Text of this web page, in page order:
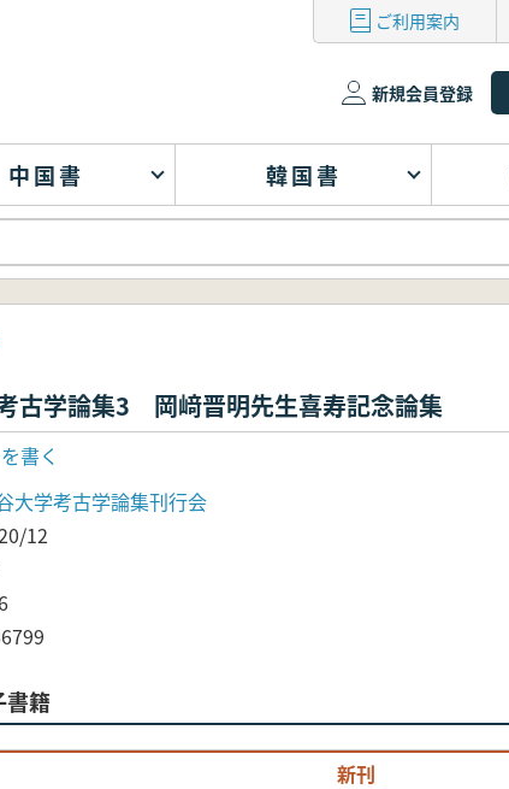
ご利用案内
新規会員登録
中国書 韓国書
古学論集3 岡﨑晋明先生喜寿記念論集
書く
大学考古学論集刊行会
12
書籍
新刊